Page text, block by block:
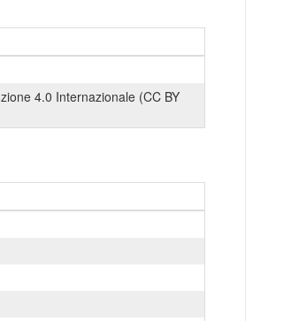
4.0 Internazionale (CC BY